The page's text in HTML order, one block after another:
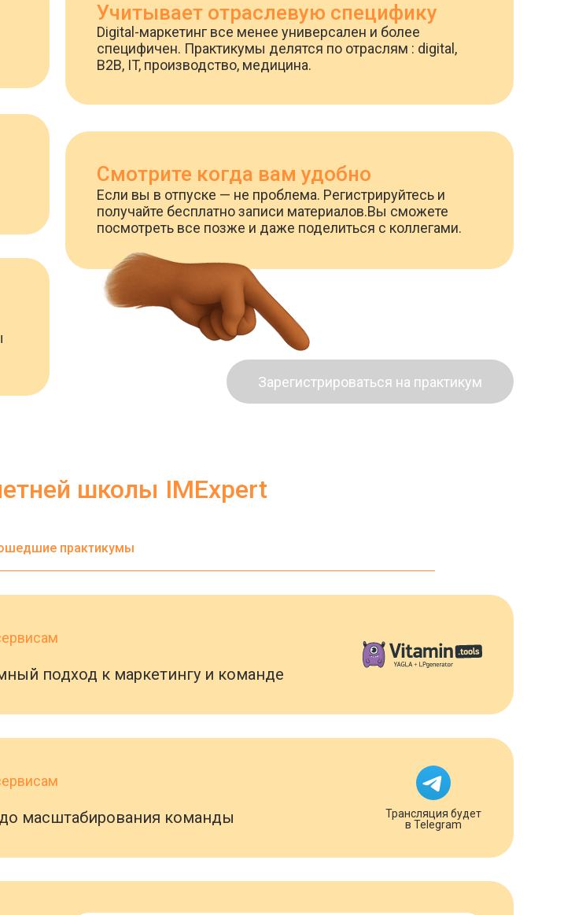
Учитывает отраслевую специфику
Digital-маркетинг все менее универсален и более
специфичен. Практикумы делятся по отраслям : digital,
B2B, IT, производство, медицина.
Смотрите когда вам удобно
Если вы в отпуске — не проблема. Регистрируйтесь и
получайте бесплатно записи материалов.Вы сможете
посмотреть все позже и даже поделиться с коллегами.
Зарегистрироваться на практикум
школы IMExpert
практикумы
подход к маркетингу и команде
масштабирования команды
Трансляция будет
в Telegram